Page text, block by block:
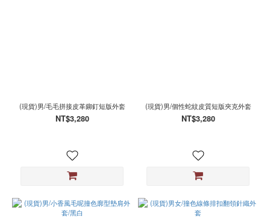
(現貨)男/毛毛拼接皮革鉚釘短版外套
NT$3,280
(現貨)男/個性蛇紋皮質短版夾克外套
NT$3,280